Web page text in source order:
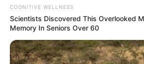
COGNITIVE WELLNESS
Scientists Discovered This Overlooked
Memory In Seniors Over 60